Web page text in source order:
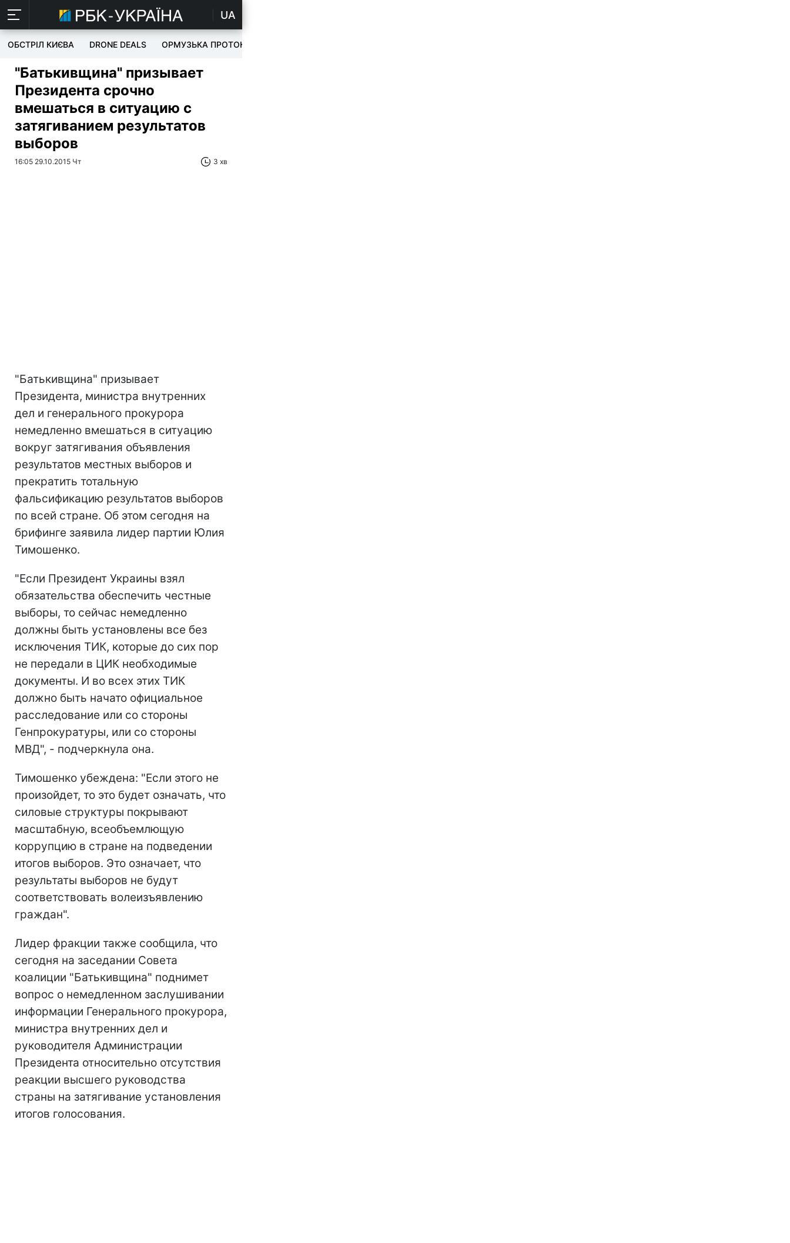
UA
ОБСТРІЛ КИЄВА DRONE DEALS ОРМУЗЬКА ПРОТОКА
"Батькивщина" призывает
Президента срочно
вмешаться в ситуацию с
затягиванием результатов
выборов
16:05 29.10.2015 Чт 3 хв
"Батькивщина" призывает
Президента, министра внутренних
дел и генерального прокурора
немедленно вмешаться в ситуацию
вокруг затягивания объявления
результатов местных выборов и
прекратить тотальную
фальсификацию результатов выборов
по всей стране. Об этом сегодня на
брифинге заявила лидер партии Юлия
Тимошенко.
"Если Президент Украины взял
обязательства обеспечить честные
выборы, то сейчас немедленно
должны быть установлены все без
исключения ТИК, которые до сих пор
не передали в ЦИК необходимые
документы. И во всех этих ТИК
должно быть начато официальное
расследование или со стороны
Генпрокуратуры, или со стороны
МВД", - подчеркнула она.
Тимошенко убеждена: "Если этого не
произойдет, то это будет означать, что
силовые структуры покрывают
масштабную, всеобъемлющую
коррупцию в стране на подведении
итогов выборов. Это означает, что
результаты выборов не будут
соответствовать волеизъявлению
граждан".
Лидер фракции также сообщила, что
сегодня на заседании Совета
коалиции "Батькивщина" поднимет
вопрос о немедленном заслушивании
информации Генерального прокурора,
министра внутренних дел и
руководителя Администрации
Президента относительно отсутствия
реакции высшего руководства
страны на затягивание установления
итогов голосования.